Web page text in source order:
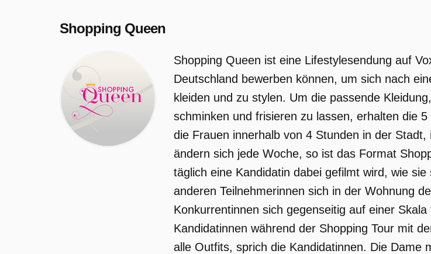
Shopping Queen
Shopping Queen ist eine Lifestylesendung auf
Deutschland bewerben können, um sich nach
kleiden und zu stylen. Um die passende
schminken und frisieren zu lassen, erhalten die
die Frauen innerhalb von 4 Stunden in der
ändern sich jede Woche, so ist das Format
täglich eine Kandidatin dabei gefilmt wird, wie
anderen Teilnehmerinnen sich in der Wohnung
Konkurrentinnen sich gegenseitig auf einer
Kandidatinnen während der Shopping Tour mit
alle Outfits, sprich die Kandidatinnen. Die